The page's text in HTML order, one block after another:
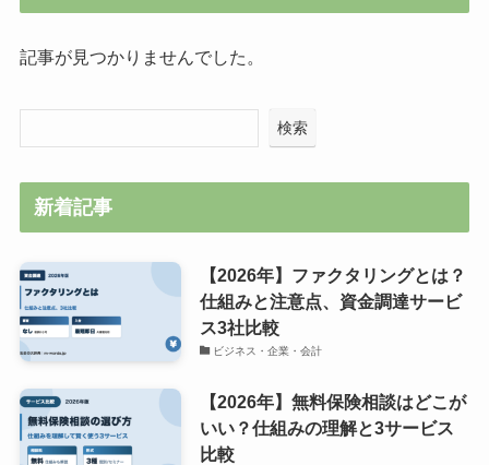
記事が見つかりませんでした。
検索
新着記事
【2026年】ファクタリングとは？
仕組みと注意点、資金調達サービ
ス3社比較
ビジネス・企業・会計
【2026年】無料保険相談はどこが
いい？仕組みの理解と3サービス
比較